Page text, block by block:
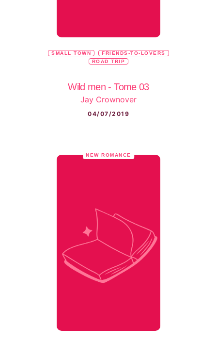
SMALL TOWN
FRIENDS-TO-LOVERS
ROAD TRIP
Wild men - Tome 03
Jay Crownover
04/07/2019
NEW ROMANCE